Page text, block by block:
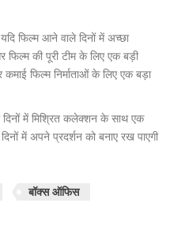
फिल्म आने वाले दिनों में अच्छा
की पूरी टीम के लिए एक बड़ी
फिल्म निर्माताओं के लिए एक बड़ा
में मिश्रित कलेक्शन के साथ एक
में अपने प्रदर्शन को बनाए रख पाएगी
बॉक्स ऑफिस